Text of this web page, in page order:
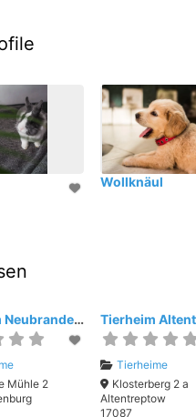
Wollknäul
Tierheim Neubrandenburg
Mühle 2
Tierheime
Klosterberg 2 a
Altentreptow
17087